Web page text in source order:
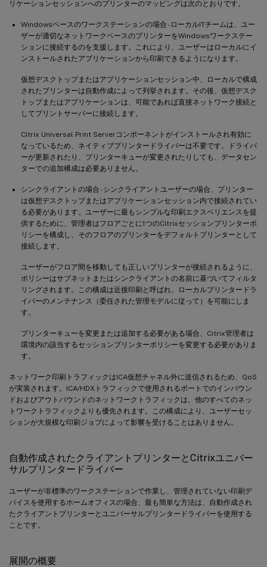
リケーションセッションへのプリンターのマッピングは次のとおりです。
Windowsベースのワークステーションの場合 - ローカルITチームは、ユー
ザーが適切なネットワークベースのプリンターをWindowsワークステー
ションに接続するのを支援します。これにより、ユーザーはローカルにイ
ンストールされたアプリケーションから印刷できるようになります。
仮想デスクトップまたはアプリケーションセッション中、ローカルで構成
されたプリンターは自動作成によって列挙されます。その後、仮想デスク
トップまたはアプリケーションは、可能であれば直接ネットワーク接続と
してプリントサーバーに接続します。
Citrix Universal Print Serverコンポーネントがインストールされ有効に
なっているため、ネイティブプリンタードライバーは不要です。ドライバ
ーが更新されたり、プリンターキューが変更されたりしても、データセン
ターでの追加構成は必要ありません。
シンクライアントの場合 - シンクライアントユーザーの場合、プリンター
は仮想デスクトップまたはアプリケーションセッション内で接続されてい
る必要があります。ユーザーに最もシンプルな印刷エクスペリエンスを提
供するために、管理者はフロアごとに1つのCitrixセッションプリンターポ
リシーを構成し、そのフロアのプリンターをデフォルトプリンターとして
接続します。
ユーザーがフロア間を移動しても正しいプリンターが接続されるように、
ポリシーはサブネットまたはシンクライアントの名前に基づいてフィルタ
リングされます。この構成は近接印刷と呼ばれ、ローカルプリンタードラ
イバーのメンテナンス（委任された管理モデルに従って）を可能にしま
す。
プリンターキューを変更または追加する必要がある場合、Citrix管理者は
環境内の該当するセッションプリンターポリシーを変更する必要がありま
す。
ネットワーク印刷トラフィックはICA仮想チャネル外に送信されるため、QoS
が実装されます。ICA/HDXトラフィックで使用されるポートでのインバウン
ドおよびアウトバウンドのネットワークトラフィックは、他のすべてのネッ
トワークトラフィックよりも優先されます。この構成により、ユーザーセッ
ションが大規模な印刷ジョブによって影響を受けることはありません。
自動作成されたクライアントプリンターとCitrixユニバー
サルプリンタードライバー
ユーザーが非標準のワークステーションで作業し、管理されていない印刷デ
バイスを使用するホームオフィスの場合、最も簡単な方法は、自動作成され
たクライアントプリンターとユニバーサルプリンタードライバーを使用する
ことです。
展開の概要